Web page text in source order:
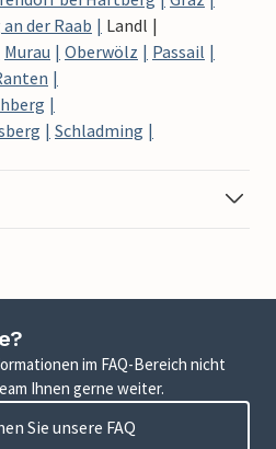
der Raab
Landl
Murau Oberwölz
Passail
Schladming
im FAQ-Bereich nicht
Ihnen gerne weiter.
Sie unsere FAQ